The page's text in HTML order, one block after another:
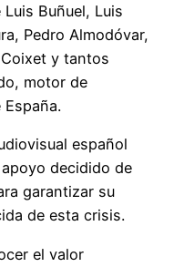
Buñuel, Luis
Pedro Almodóvar,
y tantos
motor de
español
decidido de
garantizar su
de esta crisis.
el valor